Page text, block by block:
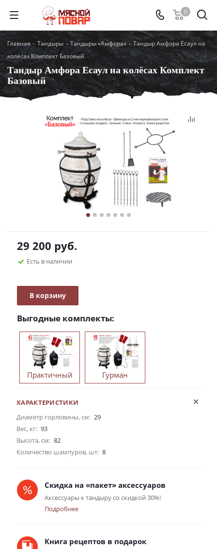
0
Главная - Тандыры - Тандыры «Амфора» - Тандыр Амфора Есаул на
колёсах Комплект Базовый
Тандыр Амфора Есаул на колёсах Комплект
Базовый
29 200 руб.
Есть в наличии
В корзину
Выгодные комплекты:
Практичный Гурман
ХАРАКТЕРИСТИКИ
Диаметр горловины, см: 29
Вес, кг: 93
Высота, см: 82
Количество шампуров, шт: 8
Скидка на «пакет» аксессуаров
Аксессуары к тандыру со скидкой 30%!
Подробнее
Книга рецептов в подарок